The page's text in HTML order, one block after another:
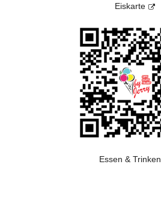
Eiskarte
Essen & Trinken